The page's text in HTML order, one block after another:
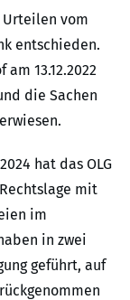
vom
entschieden.
13.12.2022
die Sachen
hat das OLG
mit
im
in zwei
geführt, auf